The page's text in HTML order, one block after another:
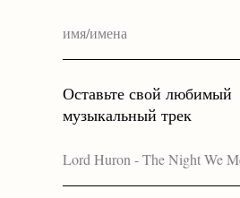
Оставьте свой любимый
музыкальный трек